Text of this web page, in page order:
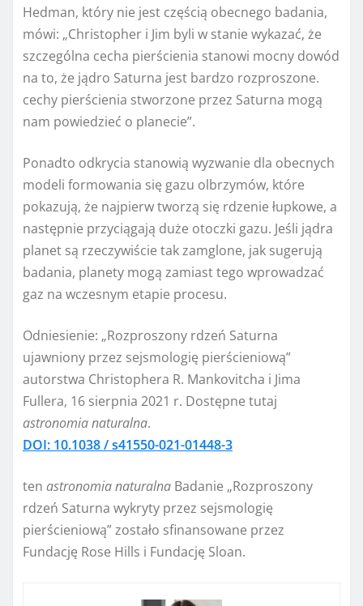
Hedman, który nie jest częścią obecnego badania,
mówi: „Christopher i Jim byli w stanie wykazać, że
szczególna cecha pierścienia stanowi mocny dowód
na to, że jądro Saturna jest bardzo rozproszone.
cechy pierścienia stworzone przez Saturna mogą
nam powiedzieć o planecie”.
Ponadto odkrycia stanowią wyzwanie dla obecnych
modeli formowania się gazu olbrzymów, które
pokazują, że najpierw tworzą się rdzenie łupkowe, a
następnie przyciągają duże otoczki gazu. Jeśli jądra
planet są rzeczywiście tak zamglone, jak sugerują
badania, planety mogą zamiast tego wprowadzać
gaz na wczesnym etapie procesu.
Odniesienie: „Rozproszony rdzeń Saturna
ujawniony przez sejsmologię pierścieniową”
autorstwa Christophera R. Mankovitcha i Jima
Fullera, 16 sierpnia 2021 r. Dostępne tutaj
astronomia naturalna.
DOI: 10.1038 / s41550-021-01448-3
ten astronomia naturalna Badanie „Rozproszony
rdzeń Saturna wykryty przez sejsmologię
pierścieniową” zostało sfinansowane przez
Fundację Rose Hills i Fundację Sloan.